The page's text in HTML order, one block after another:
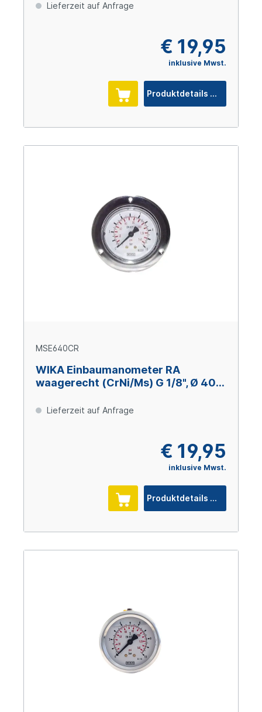
Lieferzeit auf Anfrage
€ 19,95
inklusive Mwst.
Produktdetails
MSE640CR
WIKA Einbaumanometer RA
waagerecht (CrNi/Ms) G 1/8", Ø 40
Lieferzeit auf Anfrage
€ 19,95
inklusive Mwst.
Produktdetails